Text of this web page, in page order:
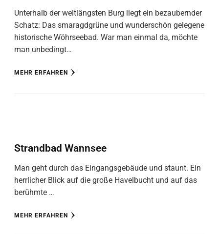
Unterhalb der weltlängsten Burg liegt ein bezaubernder
Schatz: Das smaragdgrüne und wunderschön gelegene
historische Wöhrseebad. War man einmal da, möchte
man unbedingt…
MEHR ERFAHREN
Strandbad Wannsee
Man geht durch das Eingangsgebäude und staunt. Ein
herrlicher Blick auf die große Havelbucht und auf das
berühmte …
MEHR ERFAHREN